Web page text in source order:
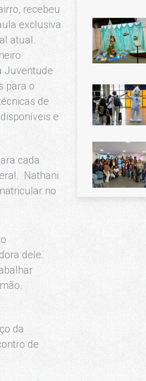
recebeu
exclusiva
atual.
Juventude
para o
de
e
cada
Nathani
no
dele.
da
de